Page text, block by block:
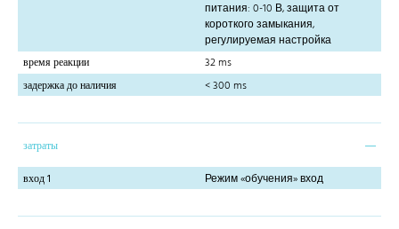
питания: 0-10 В, защита от
короткого замыкания,
регулируемая настройка
время реакции
32 ms
задержка до наличия
< 300 ms
затраты
вход 1
Режим «обучения» вход